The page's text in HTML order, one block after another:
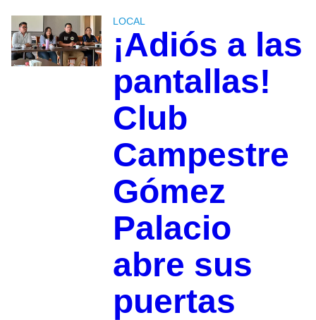
LOCAL
¡Adiós a las
pantallas!
Club
Campestre
Gómez
Palacio
abre sus
puertas